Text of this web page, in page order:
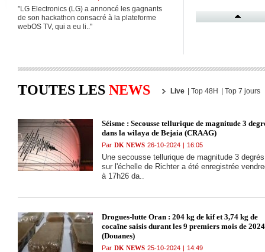
”LG Electronics (LG) a annoncé les gagnants
de son hackathon consacré à la plateforme
webOS TV, qui a eu li.."
dans la wilaya d'El
wilaya)
orageuses sur
plusieurs wilayas
l'Ouest et du
du pays jusqu'à
(BMS)
27-10-2024
26-10-2024
TOUTES LES NEWS Live | Top 48H | Top 7 jours
Séisme : Secousse tellurique de magnitude 3
dans la wilaya de Bejaia (CRAAG)
Par DK NEWS 26-10-2024 | 16:05
Une secousse tellurique de magnitude 3 degrés
sur l'échelle de Richter a été enregistrée
à 17h26 da..
Drogues-lutte Oran : 204 kg de kif et 3,74 kg de
cocaïne saisis durant les 9 premiers mois de 2024
(Douanes)
Par DK NEWS 25-10-2024 | 14:49